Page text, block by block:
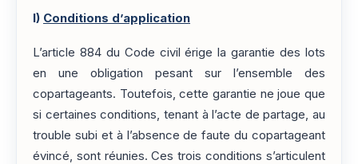
I) Conditions d’application
L’article 884 du Code civil érige la garantie des lots
en une obligation pesant sur l’ensemble des
copartageants. Toutefois, cette garantie ne joue que
si certaines conditions, tenant à l’acte de partage, au
trouble subi et à l’absence de faute du copartageant
évincé, sont réunies. Ces trois conditions s’articulent